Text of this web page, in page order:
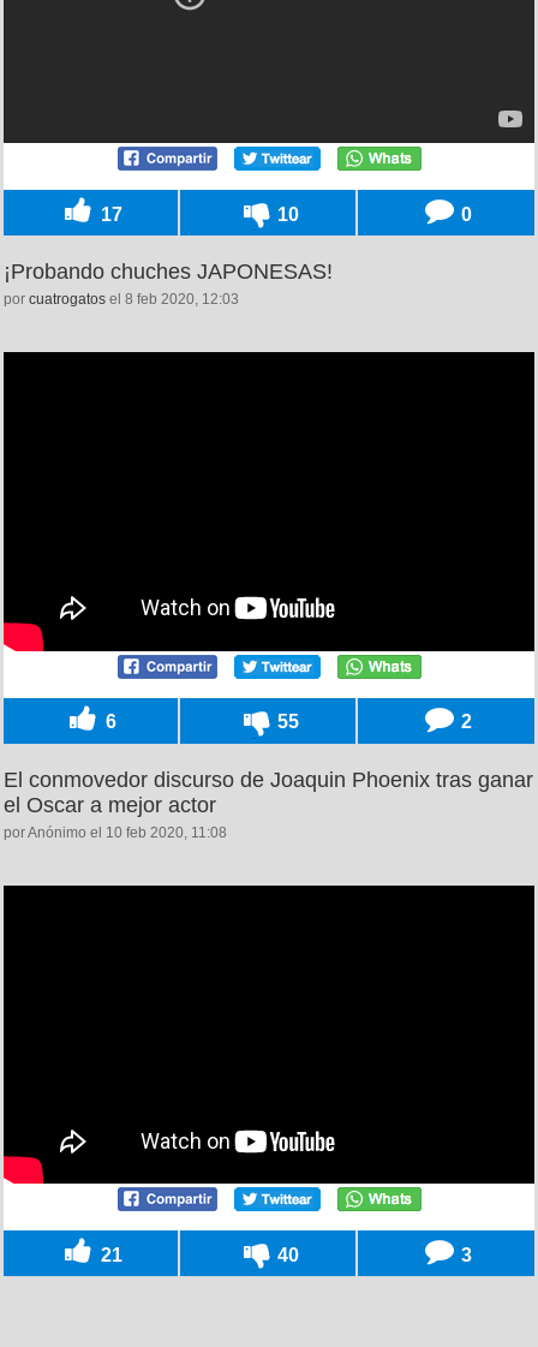
17 10 0
¡Probando chuches JAPONESAS!
por cuatrogatos el 8 feb 2020, 12:03
6 55 2
El conmovedor discurso de Joaquin Phoenix tras ganar
el Oscar a mejor actor
por Anónimo el 10 feb 2020, 11:08
21 40 3